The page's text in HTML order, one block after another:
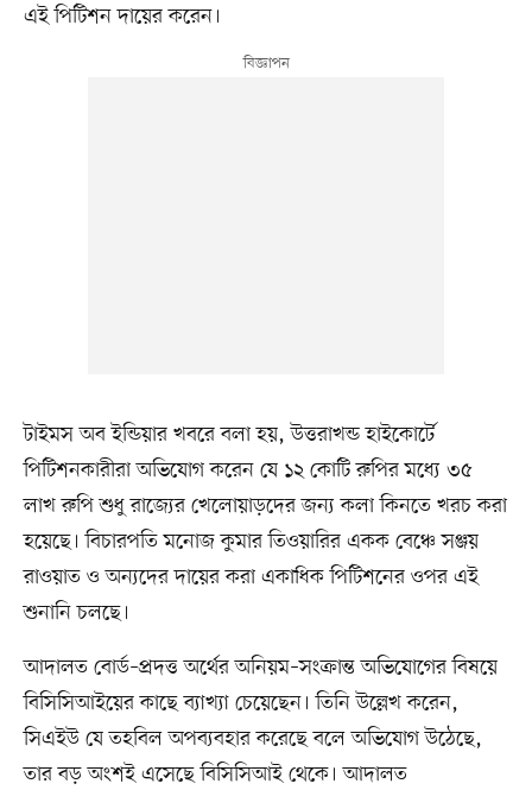
এই পিটিশন দায়ের করেন।
টাইমস অব ইন্ডিয়ার খবরে বলা হয়, উত্তরাখন্ড হাইকোর্টে
পিটিশনকারীরা অভিযোগ করেন যে ১২ কোটি রুপির মধ্যে ৩৫
লাখ রুপি শুধু রাজ্যের খেলোয়াড়দের জন্য কলা কিনতে খরচ করা
হয়েছে। বিচারপতি মনোজ কুমার তিওয়ারির একক বেঞ্চে সঞ্জয়
রাওয়াত ও অন্যদের দায়ের করা একাধিক পিটিশনের ওপর এই
শুনানি চলছে।
আদালত বোর্ড–প্রদত্ত অর্থের অনিয়ম–সংক্রান্ত অভিযোগের বিষয়ে
বিসিসিআইয়ের কাছে ব্যাখ্যা চেয়েছেন। তিনি উল্লেখ করেন,
সিএইউ যে তহবিল অপব্যবহার করেছে বলে অভিযোগ উঠেছে,
তার বড় অংশই এসেছে বিসিসিআই থেকে। আদালত